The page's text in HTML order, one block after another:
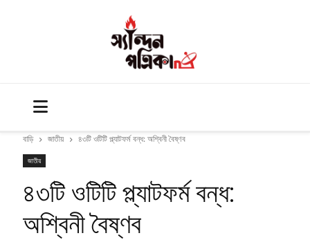
বাড়ি জাতীয় ৪৩টি ওটিটি প্ল্যাটফর্ম বন্ধ: অশ্বিনী বৈষ্ণব
জাতীয়
৪৩টি ওটিটি প্ল্যাটফর্ম বন্ধ:
অশ্বিনী বৈষ্ণব